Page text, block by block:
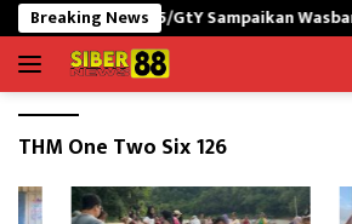
Langsung
ke
konten
Breaking News
yonif 645/GtY Sampaikan Wasbang
THM One Two Six 126